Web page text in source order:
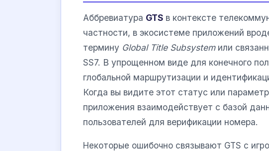
Аббревиатура GTS в контексте
частности, в экосистеме приложений
термину Global Title Subsystemили
SS7. В упрощенном виде для конечного
глобальной маршрутизации и
Когда вы видите этот статус или
приложения взаимодействует с базой
пользователей для верификации номера.
Некоторые ошибочно связывают GTS с